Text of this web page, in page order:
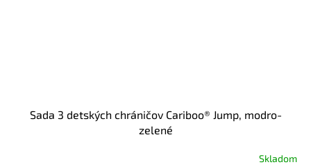
Sada 3 detských chráničov Cariboo® Jump, modro-
zelené
Skladom